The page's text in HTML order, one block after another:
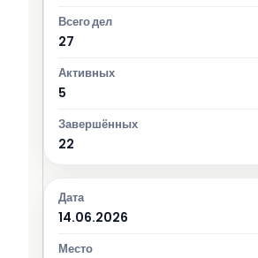
27
5
22
14.06.2026